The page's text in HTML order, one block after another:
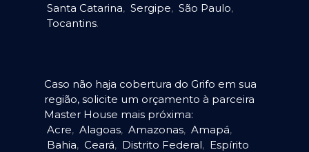
Santa Catarina, Sergipe, São Paulo,
Tocantins.
Caso não haja cobertura do Grifo em sua
região, solicite um orçamento à parceira
Master House mais próxima:
Acre, Alagoas, Amazonas, Amapá,
Bahia, Ceará, Distrito Federal, Espírito